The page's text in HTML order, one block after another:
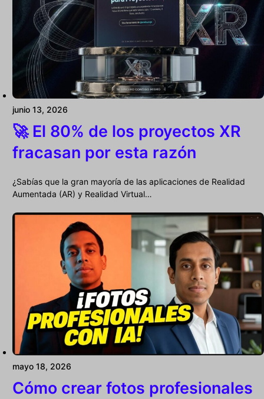
junio 13, 2026
🚀 El 80% de los proyectos XR
fracasan por esta razón
¿Sabías que la gran mayoría de las aplicaciones de Realidad
Aumentada (AR) y Realidad Virtual…
mayo 18, 2026
Cómo crear fotos profesionales